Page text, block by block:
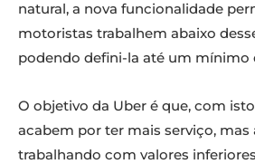
natural, a nova funcionalidade
motoristas trabalhem abaixo
podendo defini-la até um mínimo
O objetivo da Uber é que, com
acabem por ter mais serviço, mas
trabalhando com valores